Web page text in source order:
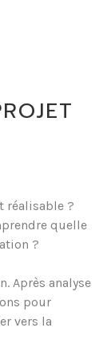
réalisable ?
quelle
?
Après analyse
pour
vers la